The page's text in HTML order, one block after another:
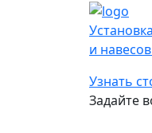
и
Узнать
Задайте